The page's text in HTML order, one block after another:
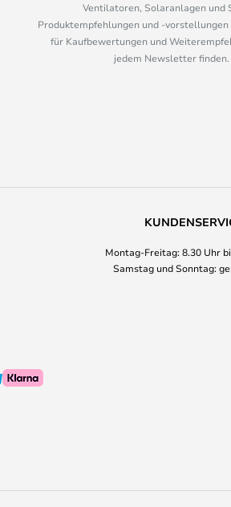
Ventilatoren, Solaranlagen und
Produktempfehlungen und -
für Kaufbewertungen und
jedem Newsletter
Montag-Freitag: 8.30 Uhr
Samstag und Sonntag: